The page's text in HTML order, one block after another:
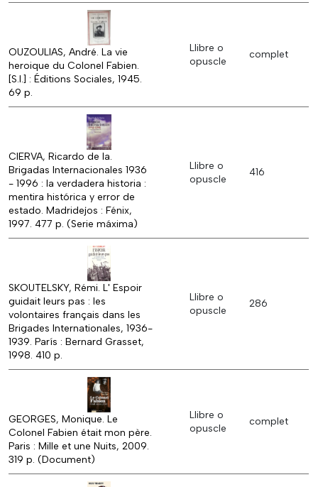
OUZOULIAS, André. La vie
heroique du Colonel Fabien.
[S.l.] : Éditions Sociales, 1945.
69 p.
Llibre o
opuscle
complet
CIERVA, Ricardo de la.
Brigadas Internacionales 1936
- 1996 : la verdadera historia :
mentira histórica y error de
estado. Madridejos : Fénix,
1997. 477 p. (Serie máxima)
Llibre o
opuscle
416
SKOUTELSKY, Rémi. L' Espoir
guidait leurs pas : les
volontaires français dans les
Brigades Internationales, 1936-
1939. París : Bernard Grasset,
1998. 410 p.
Llibre o
opuscle
286
GEORGES, Monique. Le
Colonel Fabien était mon père.
Paris : Mille et une Nuits, 2009.
319 p. (Document)
Llibre o
opuscle
complet